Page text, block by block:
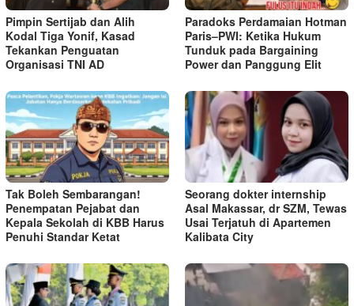
Pimpin Sertijab dan Alih
Kodal Tiga Yonif, Kasad
Tekankan Penguatan
Organisasi TNI AD
Paradoks Perdamaian Hotman
Paris–PWI: Ketika Hukum
Tunduk pada Bargaining
Power dan Panggung Elit
Tak Boleh Sembarangan!
Penempatan Pejabat dan
Kepala Sekolah di KBB Harus
Penuhi Standar Ketat ​
Seorang dokter internship
Asal Makassar, dr SZM, Tewas
Usai Terjatuh di Apartemen
Kalibata City